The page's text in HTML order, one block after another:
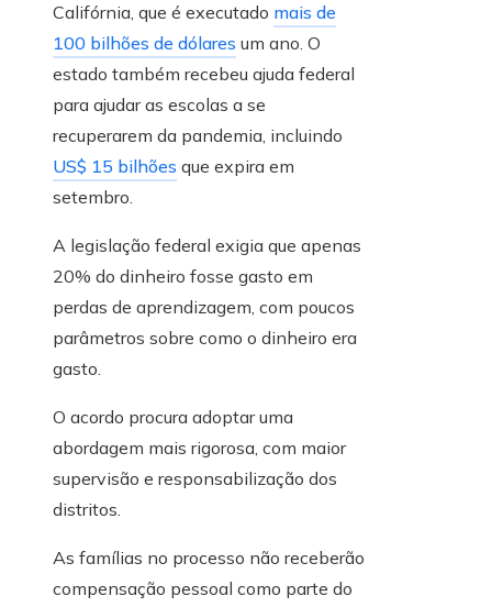
Califórnia, que é executado mais de
100 bilhões de dólares um ano. O
estado também recebeu ajuda federal
para ajudar as escolas a se
recuperarem da pandemia, incluindo
US$ 15 bilhões que expira em
setembro.
A legislação federal exigia que apenas
20% do dinheiro fosse gasto em
perdas de aprendizagem, com poucos
parâmetros sobre como o dinheiro era
gasto.
O acordo procura adoptar uma
abordagem mais rigorosa, com maior
supervisão e responsabilização dos
distritos.
As famílias no processo não receberão
compensação pessoal como parte do